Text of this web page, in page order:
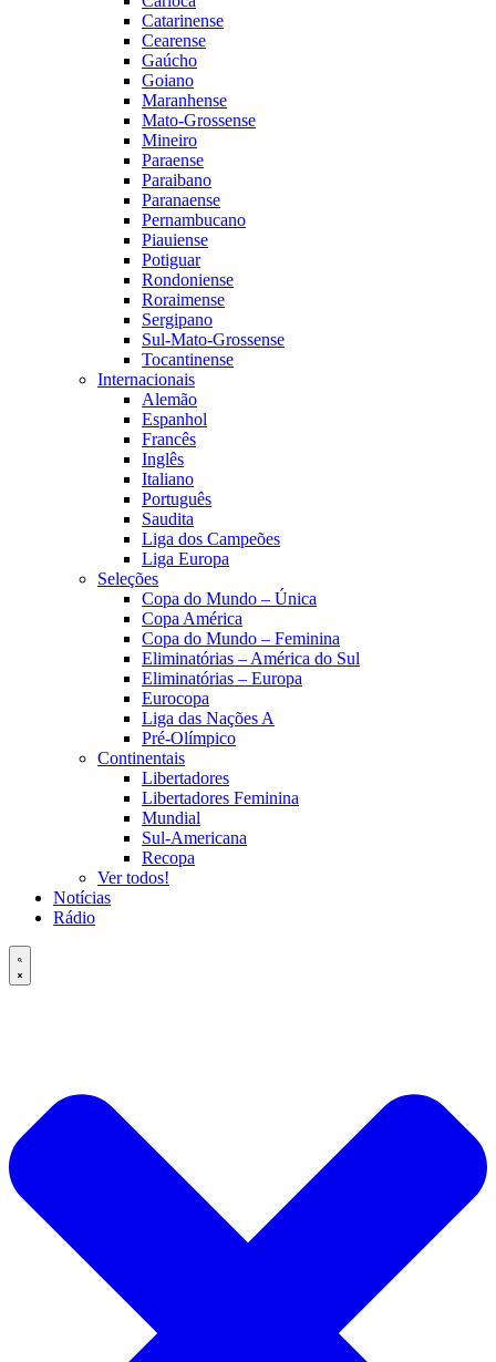
Catarinense
Cearense
Gaúcho
Goiano
Maranhense
Mato-Grossense
Mineiro
Paraense
Paraibano
Paranaense
Pernambucano
Piauiense
Potiguar
Rondoniense
Roraimense
Sergipano
Sul-Mato-Grossense
Tocantinense
Internacionais
Alemão
Espanhol
Francês
Inglês
Italiano
Português
Saudita
Liga dos Campeões
Liga Europa
Seleções
Copa do Mundo – Única
Copa América
Copa do Mundo – Feminina
Eliminatórias – América do Sul
Eliminatórias – Europa
Eurocopa
Liga das Nações A
Pré-Olímpico
Continentais
Libertadores
Libertadores Feminina
Mundial
Sul-Americana
Recopa
Ver todos!
Notícias
Rádio